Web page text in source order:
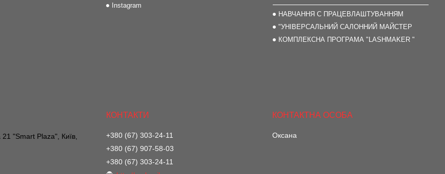
Instagram
НАВЧАННЯ С ПРАЦЕВЛАШТУВАННЯМ
"УНІВЕРСАЛЬНИЙ САЛОННИЙ МАЙСТЕР
КОМПЛЕКСНА ПРОГРАМА "LASHMAKER "
"Smart Plaza", Київ,
+380 (67) 303-24-11
+380 (67) 907-58-03
+380 (67) 303-24-11
Оксана